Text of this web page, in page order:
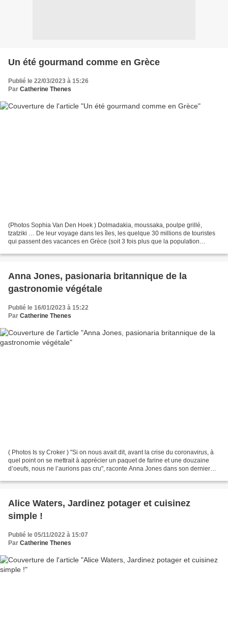
Un été gourmand comme en Grèce
Publié le 22/03/2023 à 15:26
Par Catherine Thenes
(Photos Sophia Van Den Hoek ) Dolmadakia, moussaka, poulpe grillé,
tzatziki … De leur voyage dans les îles, les quelque 30 millions de touristes
qui passent des vacances en Grèce (soit 3 fois plus que la population
Anna Jones, pasionaria britannique de la
gastronomie végétale
Publié le 16/01/2023 à 15:22
Par Catherine Thenes
( Photos Is sy Croker ) "Si on nous avait dit, avant la crise du coronavirus, à
quel point on se mettrait à apprécier un paquet de farine et une douzaine
d’oeufs, nous ne l’aurions pas cru", raconte Anna Jones dans son dernier
Alice Waters, Jardinez potager et cuisinez
simple !
Publié le 05/11/2022 à 15:07
Par Catherine Thenes